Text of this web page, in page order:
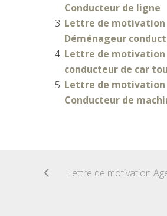
Conducteur de ligne
Lettre de motivation
Déménageur
Lettre de motivation
conducteur de car
Lettre de motivation
Conducteur de